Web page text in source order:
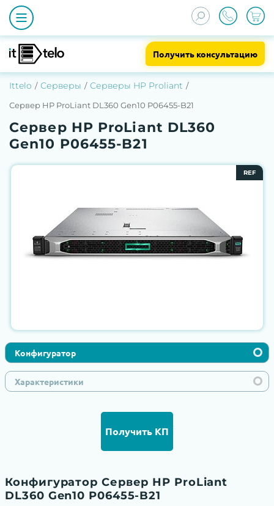
Получить консультацию
Ittelo Серверы Серверы HP Proliant
Сервер HP ProLiant DL360 Gen10 P06455-B21
Сервер HP ProLiant DL360
Gen10 P06455-B21
REF
Конфигуратор
Характеристики
Получить КП
Конфигуратор Сервер HP ProLiant
DL360 Gen10 P06455-B21